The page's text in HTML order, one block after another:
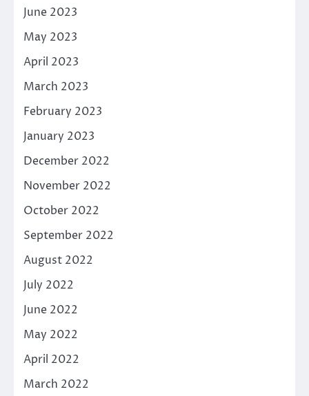
June 2023
May 2023
April 2023
March 2023
February 2023
January 2023
December 2022
November 2022
October 2022
September 2022
August 2022
July 2022
June 2022
May 2022
April 2022
March 2022